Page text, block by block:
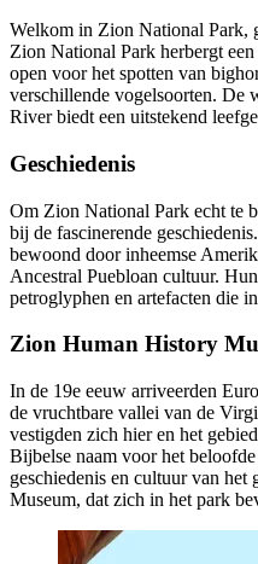
Welkom in Zion National Park,
Zion National Park herbergt
open voor het spotten van
verschillende vogelsoorten. De
River biedt een uitstekend
Geschiedenis
Om Zion National Park echt te
bij de fascinerende
bewoond door inheemse
Ancestral Puebloan cultuur.
petroglyphen en artefacten die
Zion Human History
In de 19e eeuw arriveerden
de vruchtbare vallei van de
vestigden zich hier en het
Bijbelse naam voor het
geschiedenis en cultuur van
Museum, dat zich in het park